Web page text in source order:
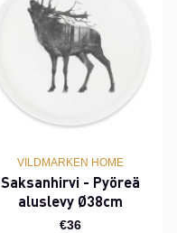
VILDMARKEN HOME
Saksanhirvi - Pyöreä
aluslevy Ø38cm
€36